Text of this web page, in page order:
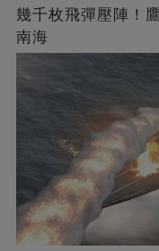
幾千枚飛彈壓陣！
南海